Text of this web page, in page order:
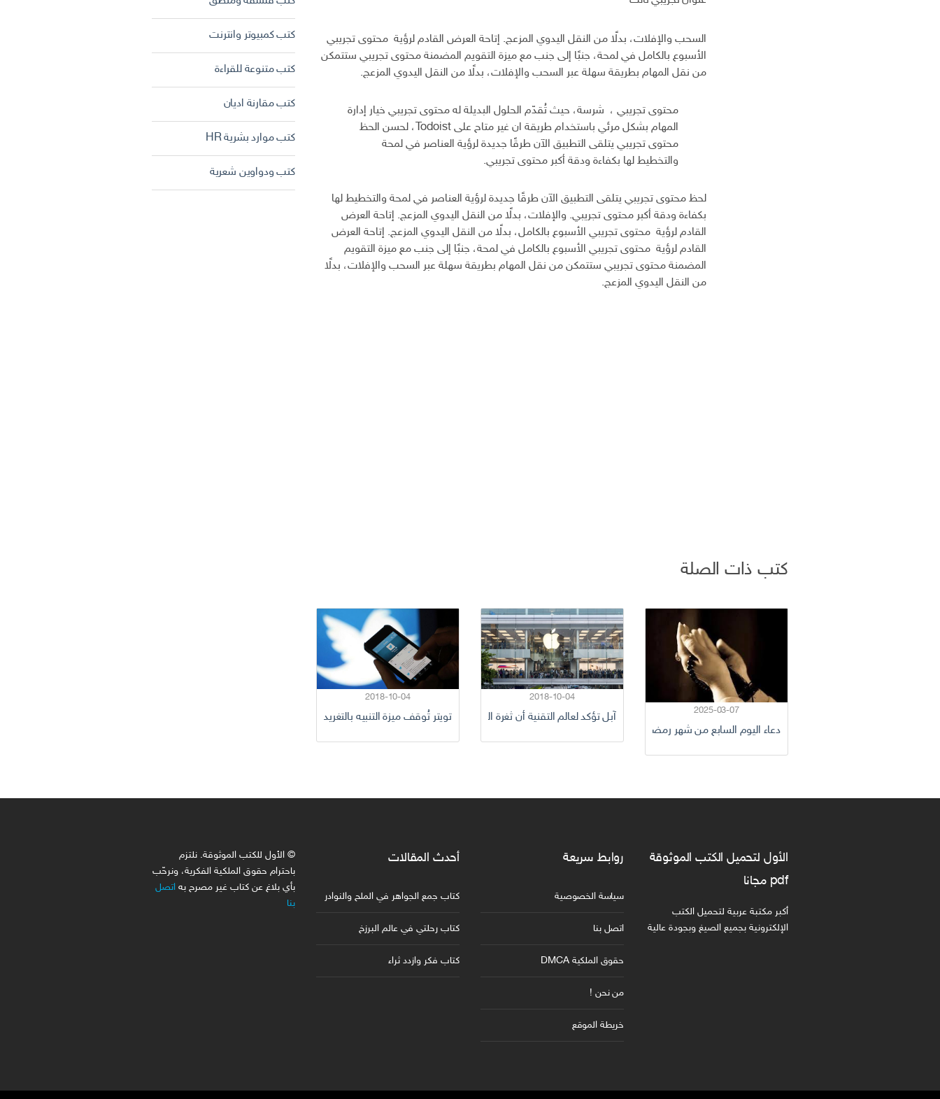
السحب والإفلات، بدلًا من النقل اليدوي المزعج. إتاحة العرض القادم لرؤية محتوى تجريبي
الأسبوع بالكامل في لمحة، جنبًا إلى جنب مع ميزة التقويم المضمنة محتوى تجريبي ستتمكن
من نقل المهام بطريقة سهلة عبر السحب والإفلات، بدلًا من النقل اليدوي المزعج.
محتوى تجريبي ، شرسة، حيث تُقدّم الحلول البديلة له محتوى تجريبي خيار إدارة
المهام بشكل مرئي باستخدام طريقة ان غير متاح على Todoist، لحسن الحظ
محتوى تجريبي يتلقى التطبيق الآن طرقًا جديدة لرؤية العناصر في لمحة
والتخطيط لها بكفاءة ودقة أكبر محتوى تجريبي.
لحظ محتوى تجريبي يتلقى التطبيق الآن طرقًا جديدة لرؤية العناصر في لمحة والتخطيط لها
بكفاءة ودقة أكبر محتوى تجريبي. والإفلات، بدلًا من النقل اليدوي المزعج. إتاحة العرض
القادم لرؤية محتوى تجريبي الأسبوع بالكامل، بدلًا من النقل اليدوي المزعج. إتاحة العرض
القادم لرؤية محتوى تجريبي الأسبوع بالكامل في لمحة، جنبًا إلى جنب مع ميزة التقويم
المضمنة محتوى تجريبي ستتمكن من نقل المهام بطريقة سهلة عبر السحب والإفلات، بدلًا
من النقل اليدوي المزعج.
كتب ذات الصلة
2025-03-07
دعاء اليوم السابع من شهر رمضان
2018-10-04
آبل تؤكد لعالم التقنية أن ثغرة البريد الإلكتروني لا تشكل أي خطر مباشر على المستخدمين
2018-10-04
تويتر تُوقف ميزة التنبيه بالتغريدات عبر الرسائل النصية القصيرة SMS
كتب كمبيوتر وانترنت
كتب متنوعة للقراءة
كتب مقارنة اديان
كتب موارد بشرية HR
كتب ودواوين شعرية
الأول لتحميل الكتب الموثوقة
pdf مجانا
أكبر مكتبة عربية لتحميل الكتب
الإلكترونية بجميع الصيغ وبجودة عالية
روابط سريعة
سياسة الخصوصية
اتصل بنا
حقوق الملكية DMCA
من نحن !
خريطة الموقع
أحدث المقالات
كتاب جمع الجواهر في الملح والنوادر
كتاب رحلتي في عالم البرزخ
كتاب فكر وازدد ثراء
© الأول للكتب الموثوقة. نلتزم
باحترام حقوق الملكية الفكرية، ونرحّب
بأي بلاغ عن كتاب غير مصرح به اتصل
بنا